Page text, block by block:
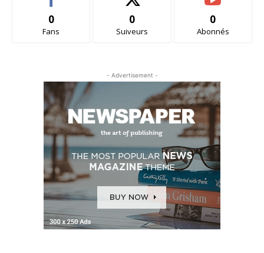
0
Fans
0
Suiveurs
0
Abonnés
- Advertisement -